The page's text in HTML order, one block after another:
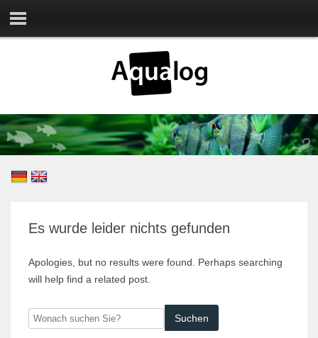
Es wurde leider nichts gefunden
Apologies, but no results were found. Perhaps searching
will help find a related post.
Wonach
suchen